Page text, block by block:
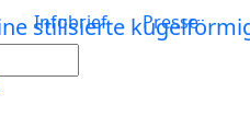
Infobrief
Presse